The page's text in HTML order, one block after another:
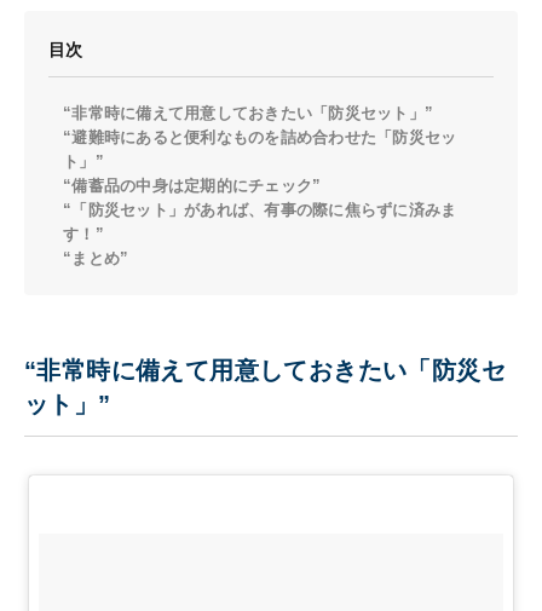
目次
“非常時に備えて用意しておきたい「防災セット」”
“避難時にあると便利なものを詰め合わせた「防災セッ
ト」”
“備蓄品の中身は定期的にチェック”
“「防災セット」があれば、有事の際に焦らずに済みま
す！”
“まとめ”
“非常時に備えて用意しておきたい「防災セ
ット」”